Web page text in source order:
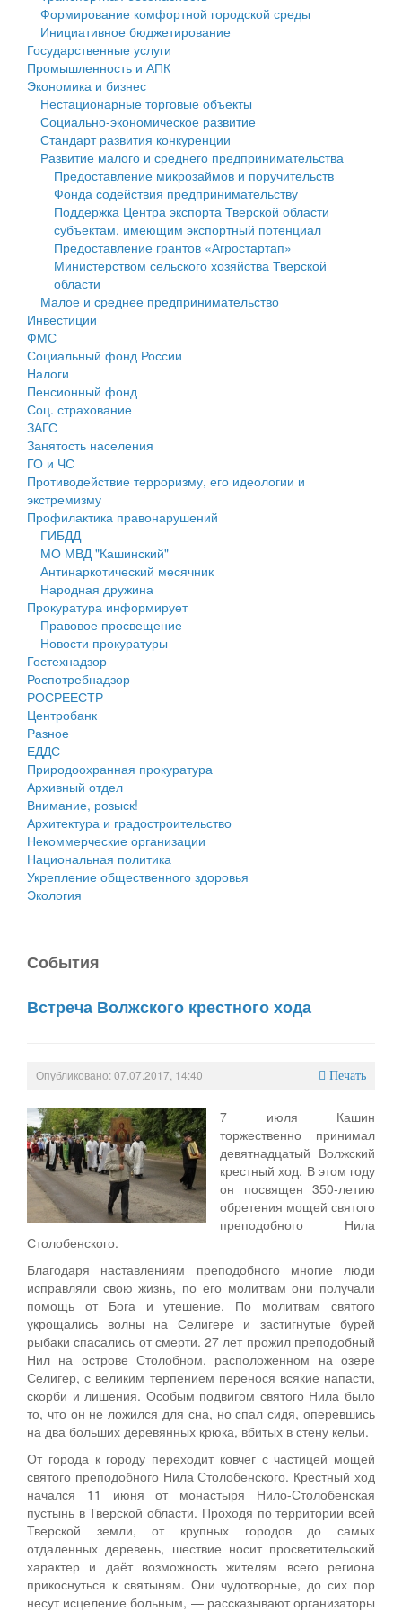
Государственные услуги
Промышленность и АПК
Экономика и бизнес
Символика
Устав
Гостям округа
Туризм
Культура
Образование
Здравоохранение
Социальная защита
Фотоальбом
муниципального округа Тверской области
Администрация Кашинского муниципального округа
Тверской области
Управление сельскими территориями
Открытые данные
Работа с обращениями граждан
Муниципальный контроль
Муниципальные услуги
Проекты административных регламентов
Антимонопольный комплаенс
Противодействие коррупции
Финансовое управление
Бюджет для граждан
Имущество
Выявление правообладателей ранее учтенных
объектов недвижимости
Имущественная поддержка субъектов малого и
среднего предпринимательства
Информационная поддержка субъектов малого и
среднего предпринимательства
Муниципальные программы
Контрольно-счетная палата
Персональные данные
Оценка регулирующего воздействия
Деятельность МУ
Нормативы градостроительного проектирования
Правила землепользования и застройки
Генеральные планы
Проекты планировки территории
Собрание депутатов
Городское поселение
Сельские поселения
Формирование комфортной городской среды
Инициативное бюджетирование
Государственные услуги
Промышленность и АПК
Экономика и бизнес
Нестационарные торговые объекты
Социально-экономическое развитие
Стандарт развития конкуренции
Развитие малого и среднего предпринимательства
Предоставление микрозаймов и поручительств
Фонда содействия предпринимательству
Поддержка Центра экспорта Тверской области
субъектам, имеющим экспортный потенциал
Предоставление грантов «Агростартап»
Министерством сельского хозяйства Тверской
области
Малое и среднее предпринимательство
Инвестиции
ФМС
Социальный фонд России
Налоги
Пенсионный фонд
Соц. страхование
ЗАГС
Занятость населения
ГО и ЧС
Противодействие терроризму, его идеологии и
экстремизму
Профилактика правонарушений
ГИБДД
МО МВД "Кашинский"
Антинаркотический месячник
Народная дружина
Прокуратура информирует
Правовое просвещение
Новости прокуратуры
Гостехнадзор
Роспотребнадзор
РОСРЕЕСТР
Центробанк
Разное
ЕДДС
Природоохранная прокуратура
Архивный отдел
Внимание, розыск!
Архитектура и градостроительство
Некоммерческие организации
Национальная политика
Укрепление общественного здоровья
Экология
События
Встреча Волжского крестного хода
Опубликовано: 07.07.2017, 14:40 Печать
7 июля Кашин
торжественно принимал
девятнадцатый Волжский
крестный ход. В этом году
он посвящен 350-летию
обретения мощей святого
преподобного Нила
Столобенского.
Благодаря наставлениям преподобного многие люди
исправляли свою жизнь, по его молитвам они получали
помощь от Бога и утешение. По молитвам святого
укрощались волны на Селигере и застигнутые бурей
рыбаки спасались от смерти. 27 лет прожил преподобный
Нил на острове Столобном, расположенном на озере
Селигер, с великим терпением перенося всякие напасти,
скорби и лишения. Особым подвигом святого Нила было
то, что он не ложился для сна, но спал сидя, оперевшись
на два больших деревянных крюка, вбитых в стену кельи.
От города к городу переходит ковчег с частицей мощей
святого преподобного Нила Столобенского. Крестный ход
начался 11 июня от монастыря Нило-Столобенская
пустынь в Тверской области. Проходя по территории всей
Тверской земли, от крупных городов до самых
отдаленных деревень, шествие носит просветительский
характер и даёт возможность жителям всего региона
прикоснуться к святыням. Они чудотворные, до сих пор
несут исцеление больным, — рассказывают организаторы